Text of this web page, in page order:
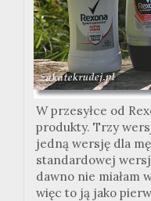
W przesyłce od
produkty. Trzy
jedną wersję dla
standardowej
dawno nie miałam
więc to ją jako